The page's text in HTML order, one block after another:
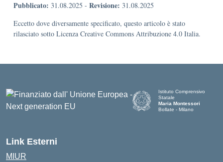
Pubblicato: 31.08.2025 - Revisione: 31.08.2025
Eccetto dove diversamente specificato, questo articolo è stato
rilasciato sotto Licenza Creative Commons Attribuzione 4.0 Italia.
Istituto Comprensivo
Statale
Maria Montessori
Bollate - Milano
Link Esterni
MIUR